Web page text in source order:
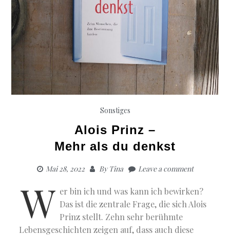
Sonstiges
Alois Prinz –
Mehr als du denkst
Mai 28, 2022 ByTina Leave a comment
W er bin ich und was kann ich bewirken?
Das ist die zentrale Frage, die sich Alois
Prinz stellt. Zehn sehr berühmte
Lebensgeschichten zeigen auf, dass auch diese